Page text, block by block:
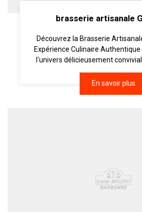
brasserie artisanale
Découvrez la Brasserie
Expérience Culinaire
l'univers délicieusement convivial
En savoir plus